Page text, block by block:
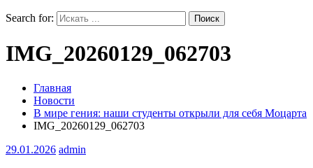
Search for:
IMG_20260129_062703
Главная
Новости
В мире гения: наши студенты открыли для себя Моцарта
IMG_20260129_062703
29.01.2026 admin